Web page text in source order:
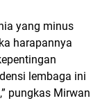
yang minus
harapannya
lembaga ini
pungkas Mirwan